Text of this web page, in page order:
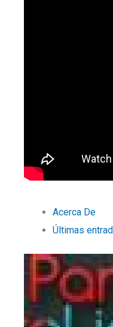
Acerca De
Últimas